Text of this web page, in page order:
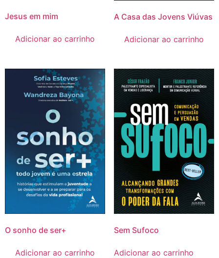
Jesus em mim
Adicionar ao carrinho
A Casa das Jovens Viúvas
Adicionar ao carrinho
O sonho de ser+
Adicionar ao carrinho
Sem Sufoco
Adicionar ao carrinho